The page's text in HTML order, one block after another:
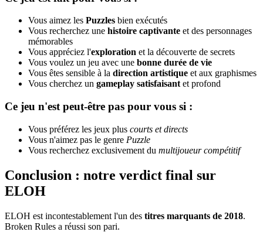
Vous aimez les Puzzles bien exécutés
Vous recherchez une histoire captivante et des personnages
mémorables
Vous appréciez l'exploration et la découverte de secrets
Vous voulez un jeu avec une bonne durée de vie
Vous êtes sensible à la direction artistique et aux graphismes
Vous cherchez un gameplay satisfaisant et profond
Ce jeu n'est peut-être pas pour vous si :
Vous préférez les jeux plus courts et directs
Vous n'aimez pas le genre Puzzle
Vous recherchez exclusivement du multijoueur compétitif
Conclusion : notre verdict final sur
ELOH
ELOH est incontestablement l'un des titres marquants de 2018.
Broken Rules a réussi son pari.